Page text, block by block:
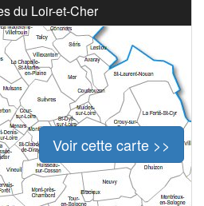
du Loir-et-Cher
Voir cette carte >>